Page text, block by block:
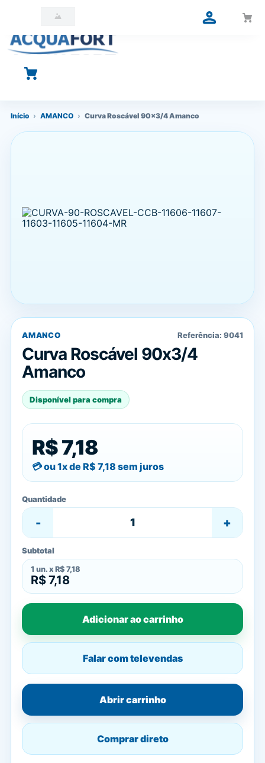
O que você está procurando?
Início › AMANCO › Curva Roscável 90x3/4 Amanco
AMANCO Referência: 9041
Curva Roscável 90x3/4
Amanco
Disponível para compra
R$ 7,18
ou 1x de R$ 7,18 sem juros
Quantidade
- +
Subtotal
1 un. x R$ 7,18
R$ 7,18
Adicionar ao carrinho
Falar com televendas
Abrir carrinho
Comprar direto